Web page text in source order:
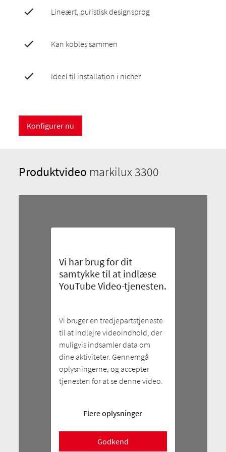
Lineært, puristisk designsprog
Kan kobles sammen
Ideel til installation i nicher
Konfigurer nu
Produktvideo markilux 3300
Vi har brug for dit
samtykke til at indlæse
YouTube Video-tjenesten.
Vi bruger en tredjepartstjeneste
til at indlejre videoindhold, der
muligvis indsamler data om
dine aktiviteter. Gennemgå
oplysningerne, og accepter
tjenesten for at se denne video.
Flere oplysninger
Godkend